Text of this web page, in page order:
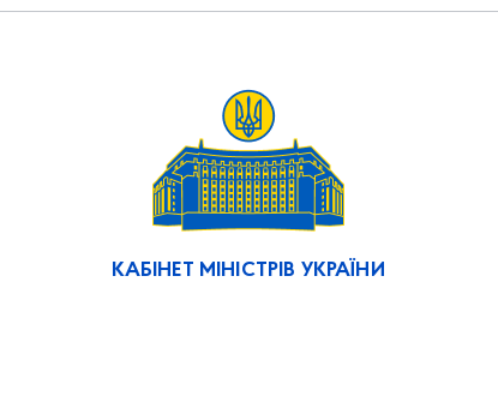
КАБІНЕТ МІНІСТРІВ УКРАЇНИ